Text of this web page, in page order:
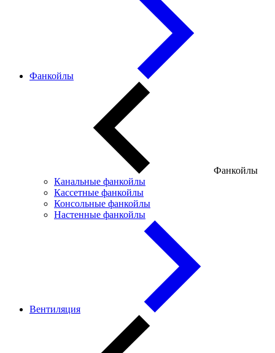
Фанкойлы
Фанкойлы
Канальные фанкойлы
Кассетные фанкойлы
Консольные фанкойлы
Настенные фанкойлы
Вентиляция